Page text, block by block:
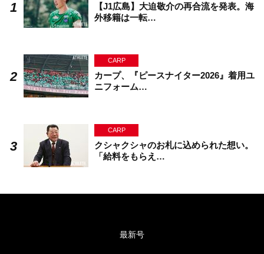
【J1広島】大迫敬介の再合流を発表。海
外移籍は一転…
CARP
カープ、『ピースナイター2026』着用ユ
ニフォーム…
CARP
クシャクシャのお札に込められた想い。
「給料をもらえ…
最新号